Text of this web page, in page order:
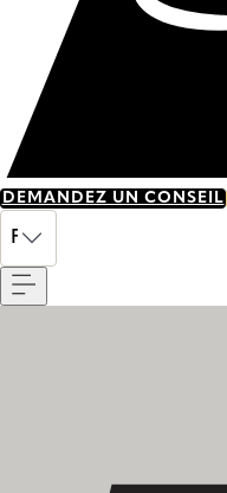
DEMANDEZ UN CONSEIL
FR